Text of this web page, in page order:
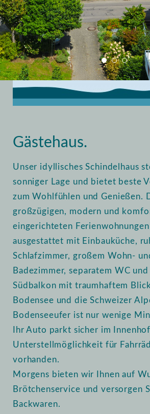
Gästehaus.
Unser idyllisches Schindelhaus
sonniger Lage und bietet beste
zum Wohlfühlen und Genießen.
großzügigen, modern und
eingerichteten
ausgestattet mit Einbauküche,
Schlafzimmer, großem Wohn-
Badezimmer, separatem WC
Südbalkon mit traumhaftem
Bodensee und die Schweizer
Bodenseeufer ist nur wenige
Ihr Auto parkt sicher im
Unterstellmöglichkeit für
vorhanden.
Morgens bieten wir Ihnen auf
Brötchenservice und versorgen
Backwaren.